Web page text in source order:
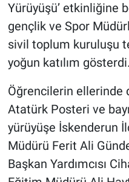
Yürüyüşü’ etkinliğine
gençlik ve Spor
sivil toplum kuruluşu
yoğun katılım gösterdi.
Öğrencilerin ellerinde
Atatürk Posteri ve
yürüyüşe İskenderun
Müdürü Ferit Ali
Başkan Yardımcısı